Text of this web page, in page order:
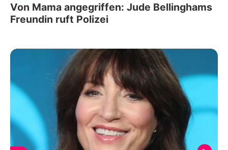
Von Mama angegriffen: Jude Bellinghams
Freundin ruft Polizei